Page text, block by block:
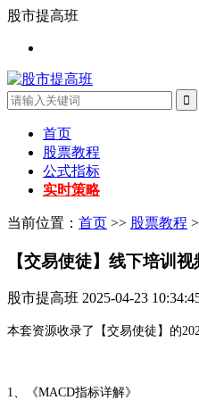
股市提高班
首页
股票教程
公式指标
实时策略
当前位置： 首页 >> 股票教程
【交易使徒】线下培训
股市提高班 2025-04-23
本套资源收录了【交易使徒】的
1、《MACD指标详解》